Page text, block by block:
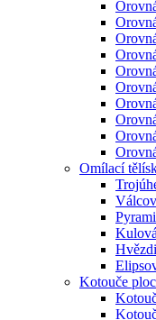
Omílací
Kotouče